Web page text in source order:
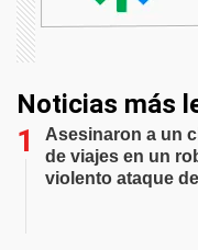
Noticias más
Asesinaron a un
de viajes en un
violento ataque